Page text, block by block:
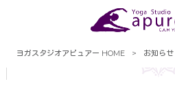
ヨガスタジオアピュアー HOME > お知らせ
3月ライブ配信